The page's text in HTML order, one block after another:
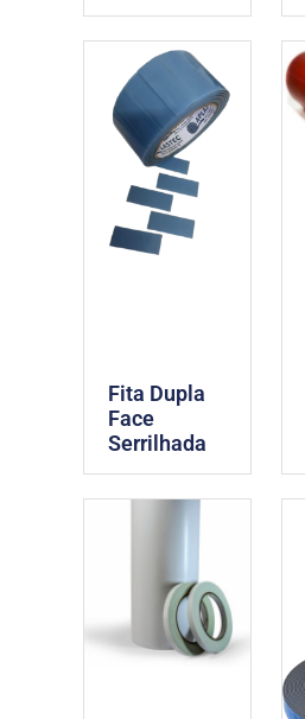
Fita Dupla
Face
Serrilhada